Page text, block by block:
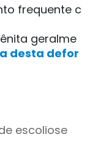
frequente c
geralme
desta defor
escoliose